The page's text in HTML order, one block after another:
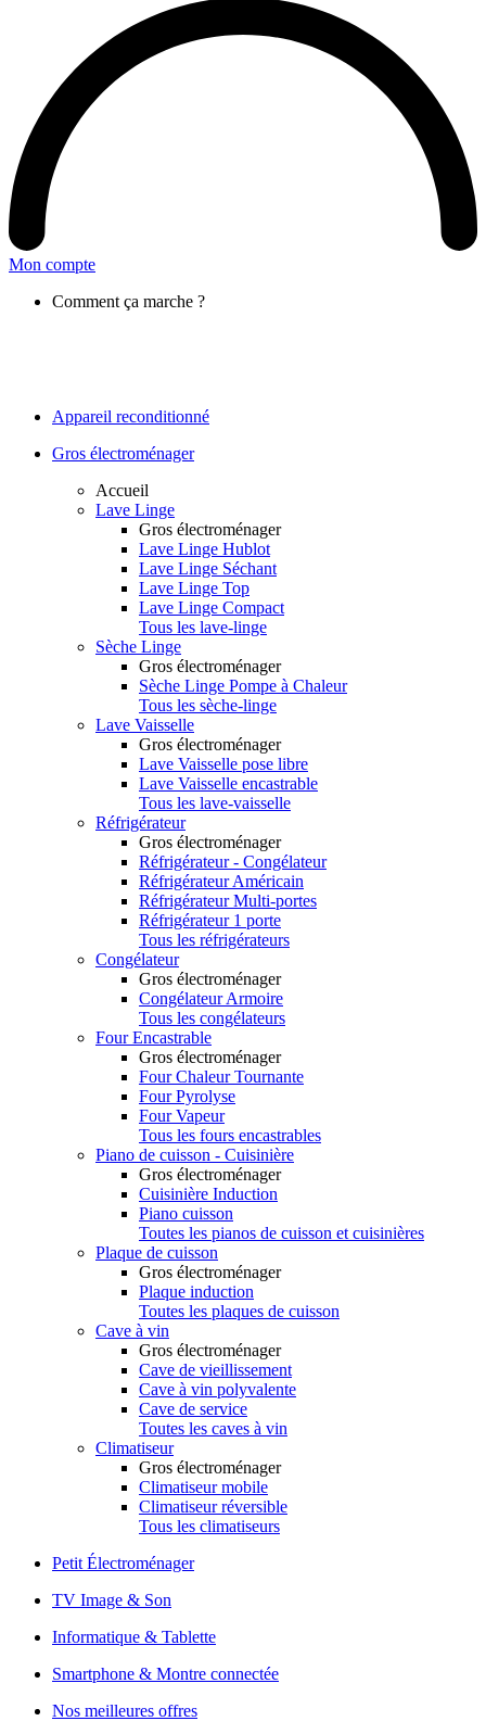
Mon compte
Comment ça marche ?
Appareil reconditionné
Gros électroménager
Accueil
Lave Linge
Gros électroménager
Lave Linge Hublot
Lave Linge Séchant
Lave Linge Top
Lave Linge Compact
Tous les lave-linge
Sèche Linge
Gros électroménager
Sèche Linge Pompe à Chaleur
Tous les sèche-linge
Lave Vaisselle
Gros électroménager
Lave Vaisselle pose libre
Lave Vaisselle encastrable
Tous les lave-vaisselle
Réfrigérateur
Gros électroménager
Réfrigérateur - Congélateur
Réfrigérateur Américain
Réfrigérateur Multi-portes
Réfrigérateur 1 porte
Tous les réfrigérateurs
Congélateur
Gros électroménager
Congélateur Armoire
Tous les congélateurs
Four Encastrable
Gros électroménager
Four Chaleur Tournante
Four Pyrolyse
Four Vapeur
Tous les fours encastrables
Piano de cuisson - Cuisinière
Gros électroménager
Cuisinière Induction
Piano cuisson
Toutes les pianos de cuisson et cuisinières
Plaque de cuisson
Gros électroménager
Plaque induction
Toutes les plaques de cuisson
Cave à vin
Gros électroménager
Cave de vieillissement
Cave à vin polyvalente
Cave de service
Toutes les caves à vin
Climatiseur
Gros électroménager
Climatiseur mobile
Climatiseur réversible
Tous les climatiseurs
Petit Électroménager
TV Image & Son
Informatique & Tablette
Smartphone & Montre connectée
Nos meilleures offres